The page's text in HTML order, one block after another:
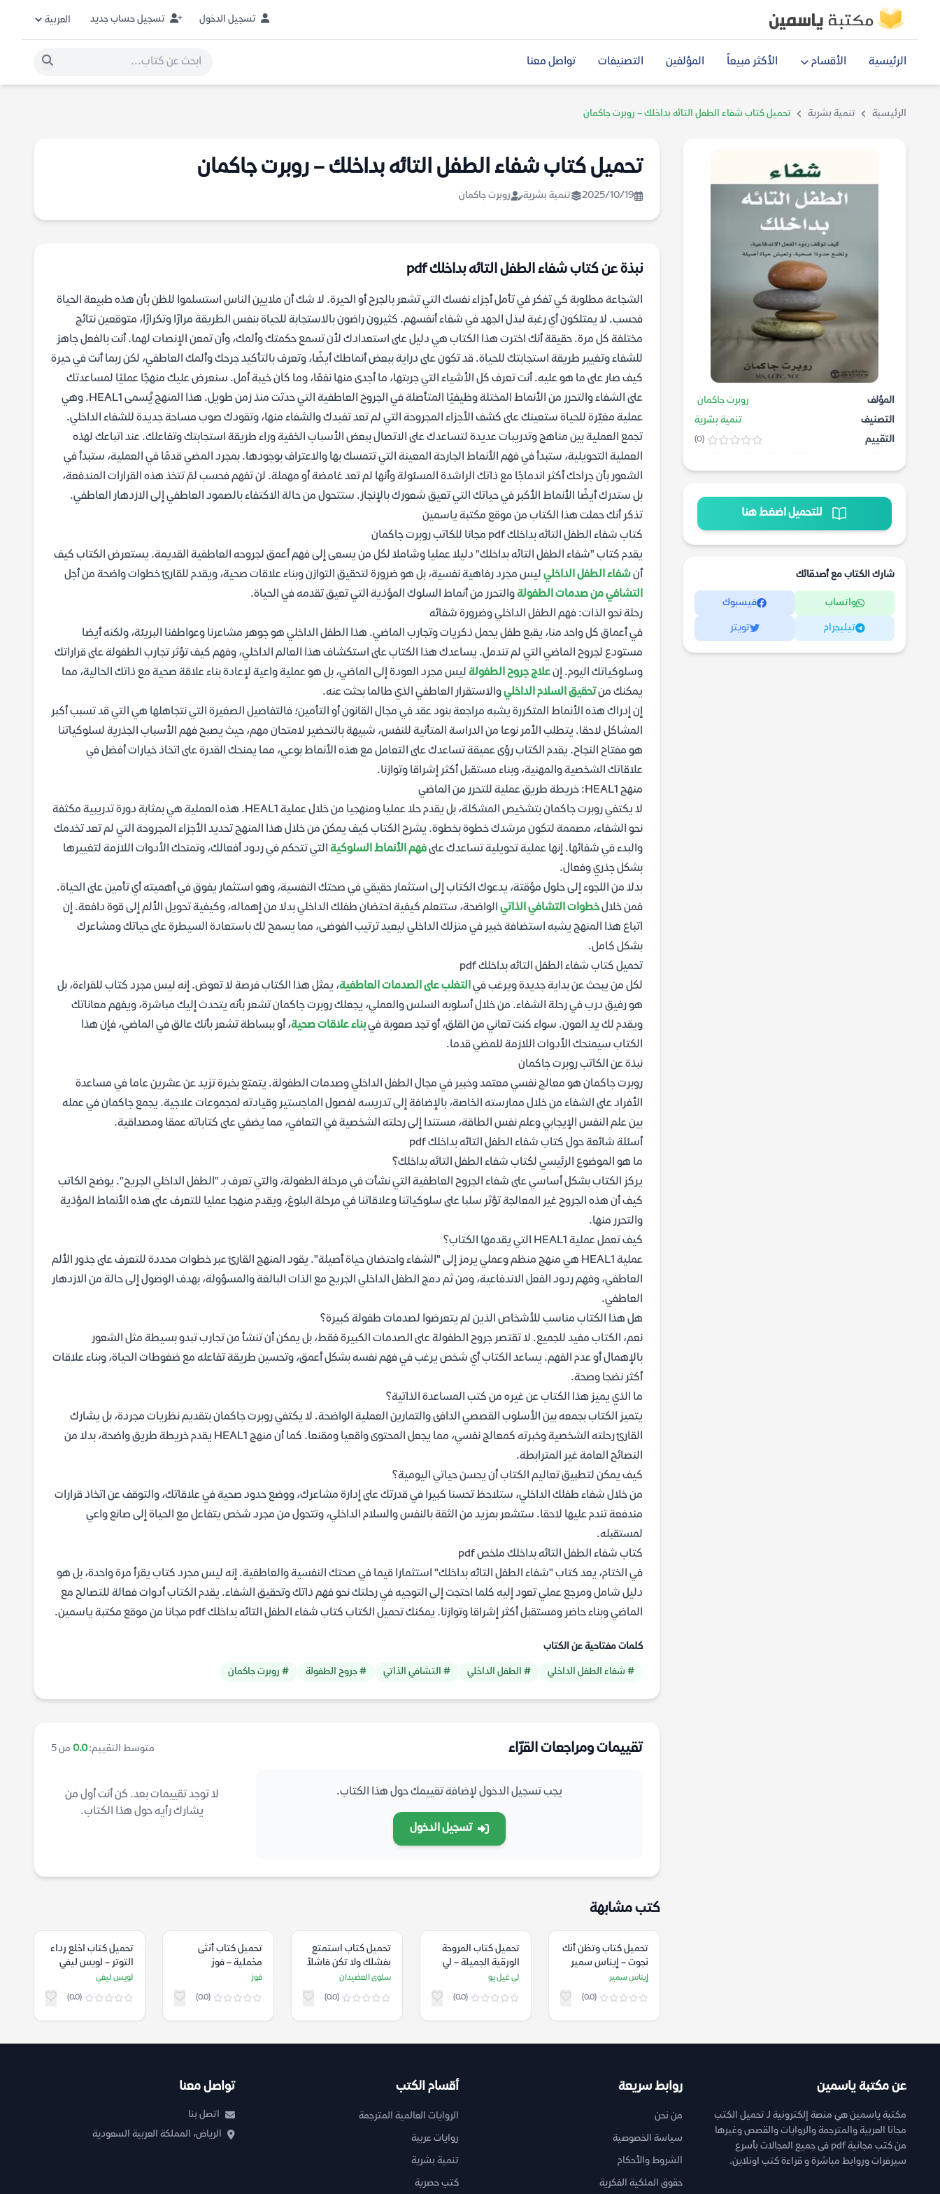
تسجيل الدخول تسجيل حساب جديد
الرئيسية الأقسام الأكثر مبيعاً المؤلفين التصنيفات تواصل معنا
الرئيسية تنمية بشرية تحميل كتاب شفاء الطفل التائه بداخلك – روبرت جاكمان
المؤلف
روبرت جاكمان
التصنيف
تنمية بشرية
التقييم
(0)
للتحميل اضغط هنا
شارك الكتاب مع أصدقائك
واتساب فيسبوك
تيليجرام تويتر
تحميل كتاب شفاء الطفل التائه بداخلك – روبرت جاكمان
2025/10/19 تنمية بشرية روبرت جاكمان
نبذة عن كتاب شفاء الطفل التائه بداخلك pdf
الشجاعة مطلوبة كي تفكر في تأمل أجزاء نفسك التي تشعر بالجرح أو الحيرة. لا شك أن ملايين الناس استسلموا للظن بأن هذه طبيعة الحياة
فحسب. لا يمتلكون أي رغبة لبذل الجهد في شفاء أنفسهم. كثيرون راضون بالاستجابة للحياة بنفس الطريقة مرارًا وتكرارًا، متوقعين نتائج
مختلفة كل مرة. حقيقة أنك اخترت هذا الكتاب هي دليل على استعدادك لأن تسمع حكمتك وألمك، وأن تمعن الإنصات لهما. أنت بالفعل جاهز
للشفاء وتغيير طريقة استجابتك للحياة. قد تكون على دراية ببعض أنماطك أيضًا، وتعرف بالتأكيد جرحك وألمك العاطفي، لكن ربما أنت في حيرة
كيف صار على ما هو عليه. أنت تعرف كل الأشياء التي جربتها، ما أجدى منها نفعًا، وما كان خيبة أمل. سنعرض عليك منهجًا عمليًا لمساعدتك
على الشفاء والتحرر من الأنماط المختلة وظيفيًا المتأصلة في الجروح العاطفية التي حدثت منذ زمن طويل. هذا المنهج يُسمى HEAL1. وهي
عملية مغيّرة للحياة ستعينك على كشف الأجزاء المجروحة التي لم تعد تفيدك والشفاء منها، وتقودك صوب مساحة جديدة للشفاء الداخلي.
تجمع العملية بين مناهج وتدريبات عديدة لتساعدك على الاتصال ببعض الأسباب الخفية وراء طريقة استجابتك وتفاعلك. عند اتباعك لهذه
العملية التحويلية، ستبدأ في فهم الأنماط الجارحة المعينة التي تتمسك بها والاعتراف بوجودها. بمجرد المضي قدمًا في العملية، ستبدأ في
الشعور بأن جراحك أكثر اندماجًا مع ذاتك الراشدة المسئولة وأنها لم تعد غامضة أو مهملة. لن تفهم فحسب لمَ تتخذ هذه القرارات المندفعة،
بل ستدرك أيضًا الأنماط الأكبر في حياتك التي تعيق شعورك بالإنجاز. ستتحول من حالة الاكتفاء بالصمود العاطفي إلى الازدهار العاطفي.
تذكر أنك حملت هذا الكتاب من موقع مكتبة ياسمين
كتاب شفاء الطفل التائه بداخلك pdf مجانا للكاتب روبرت جاكمان
يقدم كتاب "شفاء الطفل التائه بداخلك" دليلا عمليا وشاملا لكل من يسعى إلى فهم أعمق لجروحه العاطفية القديمة. يستعرض الكتاب كيف
أنشفاء الطفل الداخلي ليس مجرد رفاهية نفسية، بل هو ضرورة لتحقيق التوازن وبناء علاقات صحية، ويقدم للقارئ خطوات واضحة من أجل
التشافي من صدمات الطفولةوالتحرر من أنماط السلوك المؤذية التي تعيق تقدمه في الحياة.
رحلة نحو الذات: فهم الطفل الداخلي وضرورة شفائه
في أعماق كل واحد منا، يقبع طفل يحمل ذكريات وتجارب الماضي. هذا الطفل الداخلي هو جوهر مشاعرنا وعواطفنا البريئة، ولكنه أيضا
مستودع لجروح الماضي التي لم تندمل. يساعدك هذا الكتاب على استكشاف هذا العالم الداخلي، وفهم كيف تؤثر تجارب الطفولة على قراراتك
وسلوكياتك اليوم. إنعلاج جروح الطفولة ليس مجرد العودة إلى الماضي، بل هو عملية واعية لإعادة بناء علاقة صحية مع ذاتك الحالية، مما
يمكنك منتحقيق السلام الداخليوالاستقرار العاطفي الذي طالما بحثت عنه.
إن إدراك هذه الأنماط المتكررة يشبه مراجعة بنود عقد في مجال القانون أو التأمين؛ فالتفاصيل الصغيرة التي نتجاهلها هي التي قد تسبب أكبر
المشاكل لاحقا. يتطلب الأمر نوعا من الدراسة المتأنية للنفس، شبيهة بالتحضير لامتحان مهم، حيث يصبح فهم الأسباب الجذرية لسلوكياتنا
هو مفتاح النجاح. يقدم الكتاب رؤى عميقة تساعدك على التعامل مع هذه الأنماط بوعي، مما يمنحك القدرة على اتخاذ خيارات أفضل في
علاقاتك الشخصية والمهنية، وبناء مستقبل أكثر إشراقا وتوازنا.
منهج HEAL1: خريطة طريق عملية للتحرر من الماضي
لا يكتفي روبرت جاكمان بتشخيص المشكلة، بل يقدم حلا عمليا ومنهجيا من خلال عملية HEAL1. هذه العملية هي بمثابة دورة تدريبية مكثفة
نحو الشفاء، مصممة لتكون مرشدك خطوة بخطوة. يشرح الكتاب كيف يمكن من خلال هذا المنهج تحديد الأجزاء المجروحة التي لم تعد تخدمك
والبدء في شفائها. إنها عملية تحويلية تساعدك علىفهم الأنماط السلوكية التي تتحكم في ردود أفعالك، وتمنحك الأدوات اللازمة لتغييرها
بشكل جذري وفعال.
بدلا من اللجوء إلى حلول مؤقتة، يدعوك الكتاب إلى استثمار حقيقي في صحتك النفسية، وهو استثمار يفوق في أهميته أي تأمين على الحياة.
فمن خلالخطوات التشافي الذاتي الواضحة، ستتعلم كيفية احتضان طفلك الداخلي بدلا من إهماله، وكيفية تحويل الألم إلى قوة دافعة. إن
اتباع هذا المنهج يشبه استضافة خبير في منزلك الداخلي ليعيد ترتيب الفوضى، مما يسمح لك باستعادة السيطرة على حياتك ومشاعرك
بشكل كامل.
تحميل كتاب شفاء الطفل التائه بداخلك pdf
لكل من يبحث عن بداية جديدة ويرغب فيالتغلب على الصدمات العاطفية، يمثل هذا الكتاب فرصة لا تعوض. إنه ليس مجرد كتاب للقراءة، بل
هو رفيق درب في رحلة الشفاء. من خلال أسلوبه السلس والعملي، يجعلك روبرت جاكمان تشعر بأنه يتحدث إليك مباشرة، ويفهم معاناتك
ويقدم لك يد العون. سواء كنت تعاني من القلق، أو تجد صعوبة فيبناء علاقات صحية، أو ببساطة تشعر بأنك عالق في الماضي، فإن هذا
الكتاب سيمنحك الأدوات اللازمة للمضي قدما.
نبذة عن الكاتب روبرت جاكمان
روبرت جاكمان هو معالج نفسي معتمد وخبير في مجال الطفل الداخلي وصدمات الطفولة. يتمتع بخبرة تزيد عن عشرين عاما في مساعدة
الأفراد على الشفاء من خلال ممارسته الخاصة، بالإضافة إلى تدريسه لفصول الماجستير وقيادته لمجموعات علاجية. يجمع جاكمان في عمله
بين علم النفس الإيجابي وعلم نفس الطاقة، مستندا إلى رحلته الشخصية في التعافي، مما يضفي على كتاباته عمقا ومصداقية.
أسئلة شائعة حول كتاب شفاء الطفل التائه بداخلك pdf
ما هو الموضوع الرئيسي لكتاب شفاء الطفل التائه بداخلك؟
يركز الكتاب بشكل أساسي على شفاء الجروح العاطفية التي نشأت في مرحلة الطفولة، والتي تعرف بـ "الطفل الداخلي الجريح". يوضح الكاتب
كيف أن هذه الجروح غير المعالجة تؤثر سلبا على سلوكياتنا وعلاقاتنا في مرحلة البلوغ، ويقدم منهجا عمليا للتعرف على هذه الأنماط المؤذية
والتحرر منها.
كيف تعمل عملية HEAL1 التي يقدمها الكتاب؟
عملية HEAL1 هي منهج منظم وعملي يرمز إلى "الشفاء واحتضان حياة أصيلة". يقود المنهج القارئ عبر خطوات محددة للتعرف على جذور الألم
العاطفي، وفهم ردود الفعل الاندفاعية، ومن ثم دمج الطفل الداخلي الجريح مع الذات البالغة والمسؤولة، بهدف الوصول إلى حالة من الازدهار
العاطفي.
هل هذا الكتاب مناسب للأشخاص الذين لم يتعرضوا لصدمات طفولة كبيرة؟
نعم، الكتاب مفيد للجميع. لا تقتصر جروح الطفولة على الصدمات الكبيرة فقط، بل يمكن أن تنشأ من تجارب تبدو بسيطة مثل الشعور
بالإهمال أو عدم الفهم. يساعد الكتاب أي شخص يرغب في فهم نفسه بشكل أعمق، وتحسين طريقة تفاعله مع ضغوطات الحياة، وبناء علاقات
أكثر نضجا وصحة.
ما الذي يميز هذا الكتاب عن غيره من كتب المساعدة الذاتية؟
يتميز الكتاب بجمعه بين الأسلوب القصصي الدافئ والتمارين العملية الواضحة. لا يكتفي روبرت جاكمان بتقديم نظريات مجردة، بل يشارك
القارئ رحلته الشخصية وخبرته كمعالج نفسي، مما يجعل المحتوى واقعيا ومقنعا. كما أن منهج HEAL1 يقدم خريطة طريق واضحة، بدلا من
النصائح العامة غير المترابطة.
كيف يمكن لتطبيق تعاليم الكتاب أن يحسن حياتي اليومية؟
من خلال شفاء طفلك الداخلي، ستلاحظ تحسنا كبيرا في قدرتك على إدارة مشاعرك، ووضع حدود صحية في علاقاتك، والتوقف عن اتخاذ قرارات
مندفعة تندم عليها لاحقا. ستشعر بمزيد من الثقة بالنفس والسلام الداخلي، وتتحول من مجرد شخص يتفاعل مع الحياة إلى صانع واعي
لمستقبله.
كتاب شفاء الطفل التائه بداخلك ملخص pdf
في الختام، يعد كتاب "شفاء الطفل التائه بداخلك" استثمارا قيما في صحتك النفسية والعاطفية. إنه ليس مجرد كتاب يقرأ مرة واحدة، بل هو
دليل شامل ومرجع عملي تعود إليه كلما احتجت إلى التوجيه في رحلتك نحو فهم ذاتك وتحقيق الشفاء. يقدم الكتاب أدوات فعالة للتصالح مع
الماضي وبناء حاضر ومستقبل أكثر إشراقا وتوازنا. يمكنك تحميل الكتاب كتاب شفاء الطفل التائه بداخلك pdf مجانا من موقع مكتبة ياسمين.
كلمات مفتاحية عن الكتاب
# شفاء الطفل الداخلي # الطفل الداخلي # التشافي الذاتي # جروح الطفولة # روبرت جاكمان
تقييمات ومراجعات القرّاء متوسط التقييم:0.0 من 5
يجب تسجيل الدخول لإضافة تقييمك حول هذا الكتاب.
تسجيل الدخول
لا توجد تقييمات بعد. كن أنت أول من
يشارك رأيه حول هذا الكتاب.
كتب مشابهة
تحميل كتاب وتظن أنك
نجوت – إيناس سمير
إيناس سمير
(0.0)
تحميل كتاب المروحة
الورقية الجميلة – لي
غيل يو
لي غيل يو
(0.0)
تحميل كتاب استمتع
بفشلك ولا تكن فاشلاً
– سلوى العضيدان
سلوى العضيدان
(0.0)
تحميل كتاب أنثى
مخملية – فوز
فوز
(0.0)
تحميل كتاب اخلع رداء
التوتر – لويس ليفي
لويس ليفي
(0.0)
عن مكتبة ياسمين
مكتبة ياسمين هي منصة إلكترونية لـ تحميل الكتب
مجانا العربية والمترجمة والروايات والقصص وغيرها
من كتب مجانية pdf فى جميع المجالات بأسرع
سيرفرات وروابط مباشرة و قراءة كتب اونلاين.
روابط سريعة
من نحن
سياسة الخصوصية
الشروط والأحكام
حقوق الملكية الفكرية
أقسام الكتب
الروايات العالمية المترجمة
روايات عربية
تنمية بشرية
كتب حصرية
تواصل معنا
اتصل بنا
الرياض، المملكة العربية السعودية